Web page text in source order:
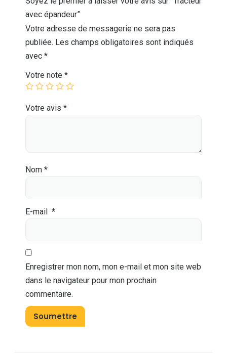
avec épandeur”
Votre adresse de messagerie ne sera pas
publiée. Les champs obligatoires sont indiqués
avec *
Votre note *
Votre avis *
Nom *
E-mail *
Enregistrer mon nom, mon e-mail et mon site web
dans le navigateur pour mon prochain
commentaire.